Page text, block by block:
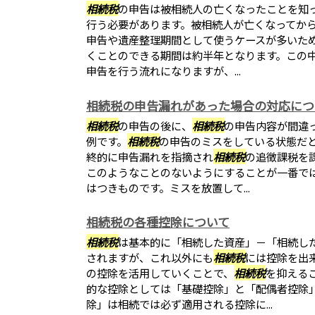
相続税の申告は被相続人の亡くなったことを知
行う必要があります。被相続人が亡くなってか
申告や遺産整理期間として使うケースが多いた
くことのできる期間は約半年となります。この
申告を行う流れになりますが、...
相続税の申告漏れがあった場合の対応に
相続税の申告の後に、 相続税の申告内容が間違
例です。 相続税の申告のミスをしている状態だ
終的に申告漏れを指摘され相続税の追徴課税を
このようなことのないようにすることが一番で
はつきものです。ミスを放置して...
相続税の各種控除について
相続税は基本的に「相続した資産」－「相続し
されますが、これ以外にも相続税には控除を出
の控除を活用していくことで、 相続税を抑える
的な控除としては「基礎控除」と「配偶者控除
除」は相続では必ず適用される控除に...